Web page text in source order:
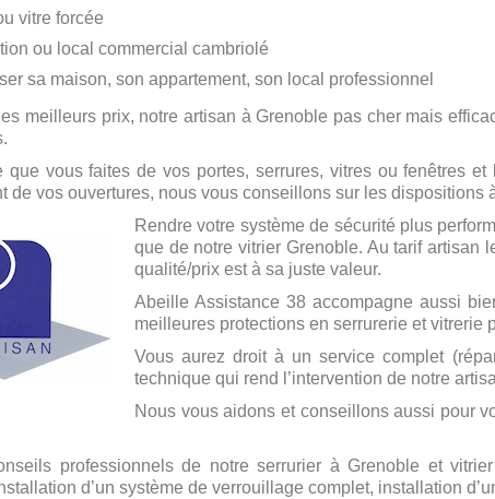
vitre forcée
ou local commercial cambriolé
sa maison, son appartement, son local professionnel
meilleurs prix, notre artisan à Grenoble pas cher mais
que vous faites de vos portes, serrures, vitres ou fenêtres
de vos ouvertures, nous vous conseillons sur les dispositions
Rendre votre système de sécurité plus
que de notre vitrier Grenoble. Au tarif artisan
qualité/prix est à sa juste valeur.
Abeille Assistance 38 accompagne aussi
meilleures protections en serrurerie et vitrerie
Vous aurez droit à un service complet
technique qui rend l’intervention de notre
Nous vous aidons et conseillons aussi pour
professionnels de notre serrurier à Grenoble et
d’un système de verrouillage complet, installation